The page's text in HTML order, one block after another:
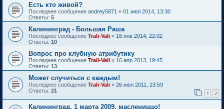
Есть кто живой?
Последнее сообщение andrey5871 « 01 июл 2014, 13:30
Ответы: 5
Калининград - Большая Раша
Последнее сообщение Trali-Vali « 16 янв 2014, 22:02
Ответы: 10
Вопрос про клубную атрибутику
Последнее сообщение Trali-Vali « 16 апр 2013, 19:45
Ответы: 13
Может случиться с каждым!
Последнее сообщение Trali-Vali « 26 июл 2011, 23:59
Ответы: 21 1 2
Калининград, 1 марта 2009, маслениццо!